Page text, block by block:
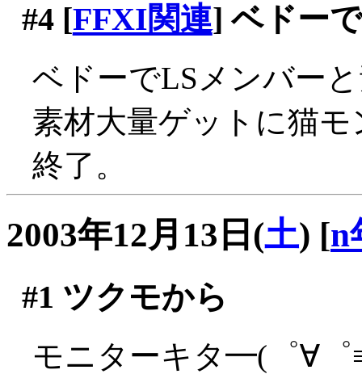
#4[FFXI関連] ベドー
ベドーでLSメンバー
素材大量ゲットに猫
終了。
2003年12月13日(土) [n
#1 ツクモから
モニターキタ━(゜∀